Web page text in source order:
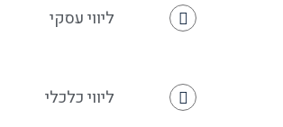
ליווי עסקי
ליווי כלכלי